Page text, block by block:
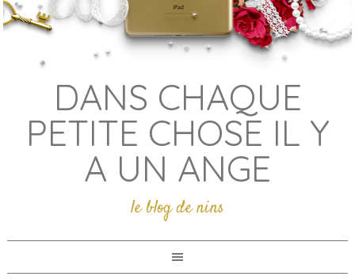
DANS CHAQUE
PETITE CHOSE IL Y
A UN ANGE
le blog de nins